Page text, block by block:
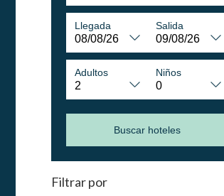
Llegada Salida
Adultos Niños
Buscar hoteles
Filtrar por